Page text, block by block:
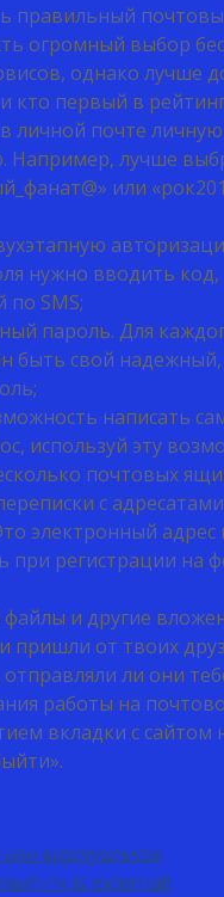
правильный
огромный выбор
однако лучше
кто первый в
личной почте личную
Например, лучше
или
нужно вводить код,
SMS;
пароль. Для
быть свой
написать
используй эту
почтовых
с
электронный адрес
при регистрации на
и другие
пришли от твоих
отправляли ли они
работы на
вкладки с сайтом
или виртуальное
(link is external)